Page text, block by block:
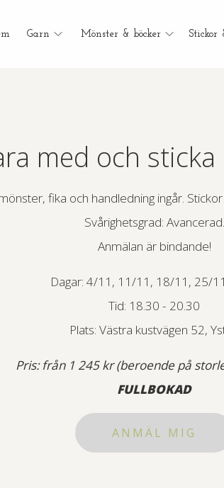
Garn Mönster & böcker Stickor
med och
fika och handledning ingår.
Svårighetsgrad: Avancerad.
Anmälan är bindande!
Dagar: 4/11, 11/11, 18/11, 25/
Tid: 18.30 - 20.30
Plats: Västra kustvägen 52,
Pris: från 1 245 kr (beroende på
FULLBOKAD
ANMÄL MIG